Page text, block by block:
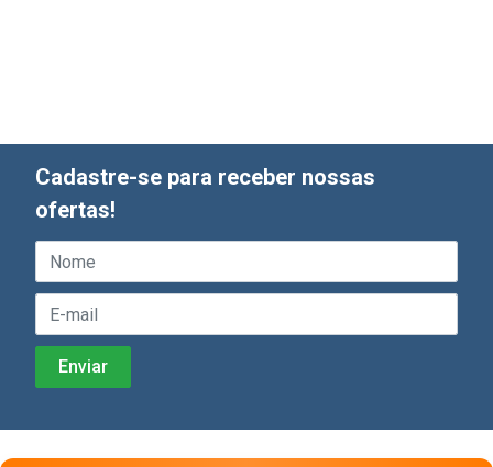
Cadastre-se para receber nossas
ofertas!